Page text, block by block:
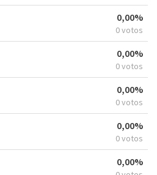
0,00%
0 votos
0,00%
0 votos
0,00%
0 votos
0,00%
0 votos
0,00%